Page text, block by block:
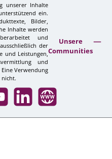
unserer Inhalte
ein.
Bilder,
Inhalte werden
und
der
und Leistungen,
und
Verwendung
Unsere
Communities
LinkedIn Website